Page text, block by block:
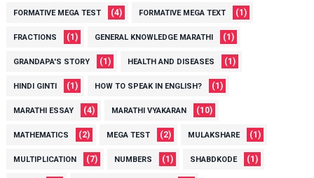
FORMATIVE MEGA TEST (4) FORMATIVE MEGA TEXT (1)
FRACTIONS (1) GENERAL KNOWLEDGE MARATHI (1)
GRANDAPA'S STORY (1) HEALTH AND DISEASES (1)
HINDI GINTI (1) HOW TO SPEAK IN ENGLISH? (1)
MARATHI ESSAY (4) MARATHI VYAKARAN (10)
MATHEMATICS (2) MEGA TEST (2) MULAKSHARE (1)
MULTIPLICATION (7) NUMBERS (1) SHABDKODE (1)